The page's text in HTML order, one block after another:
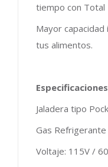
tiempo con Total
Mayor
tus alimentos.
Jaladera tipo
Gas Refrigerante
Voltaje: 115V /